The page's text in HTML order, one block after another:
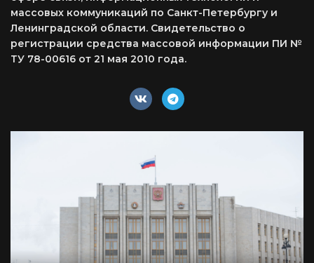
массовых коммуникаций по Санкт-Петербургу и
Ленинградской области. Свидетельство о
регистрации средства массовой информации ПИ №
ТУ 78-00616 от 21 мая 2010 года.